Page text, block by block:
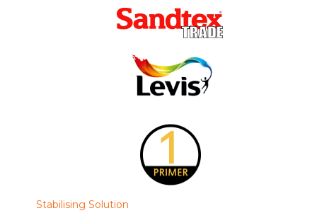
Stabilising Solution